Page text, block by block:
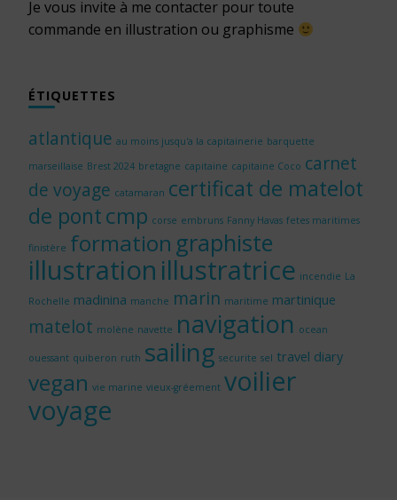
Je vous invite à me contacter pour toute
commande en illustration ou graphisme
ÉTIQUETTES
atlantique au moins jusqu'a la capitainerie barquette
marseillaise Brest 2024 bretagne capitaine capitaine Coco carnet
de voyage catamaran certificat de matelot
de pontcmp corse embruns Fanny Havas fetes maritimes
finistère formation graphiste
illustration illustratrice incendie La
Rochelle madinina manche marin maritime martinique
matelot molène navette navigation ocean
ouessant quiberon ruth sailing securite sel travel diary
vegan vie marine vieux-gréement voilier
voyage